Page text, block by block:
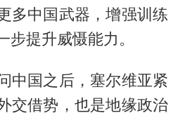
多中国武器，增强训练
步提升威慑能力。
中国之后，塞尔维亚紧
交借势，也是地缘政治